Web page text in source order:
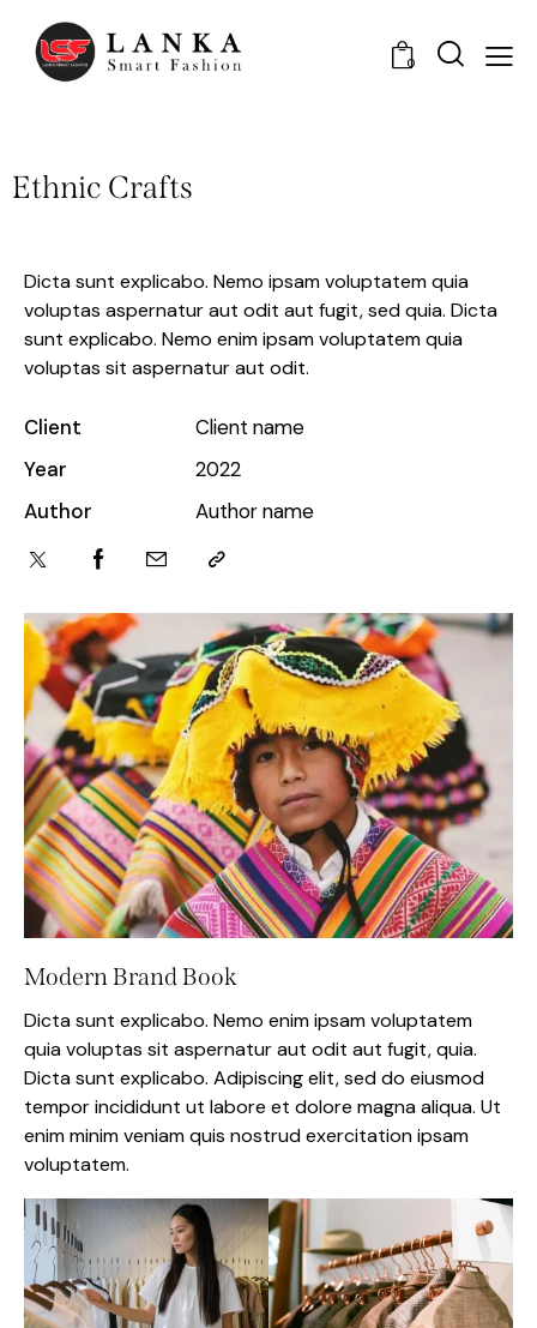
0
Ethnic Crafts
Dicta sunt explicabo. Nemo ipsam voluptatem quia
voluptas aspernatur aut odit aut fugit, sed quia. Dicta
sunt explicabo. Nemo enim ipsam voluptatem quia
voluptas sit aspernatur aut odit.
Client
Client name
Year
2022
Author
Author name
Modern Brand Book
Dicta sunt explicabo. Nemo enim ipsam voluptatem
quia voluptas sit aspernatur aut odit aut fugit, quia.
Dicta sunt explicabo. Adipiscing elit, sed do eiusmod
tempor incididunt ut labore et dolore magna aliqua. Ut
enim minim veniam quis nostrud exercitation ipsam
voluptatem.